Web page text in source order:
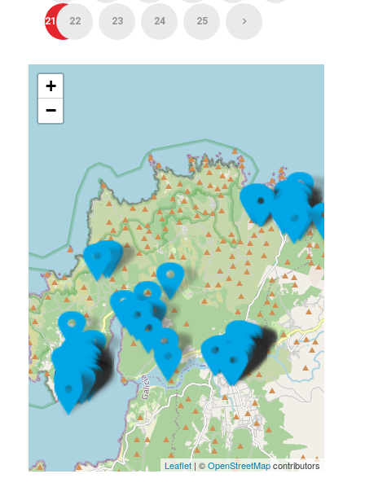
21 22 23 24 25
+
−
Leaflet| ©OpenStreetMapcontributors